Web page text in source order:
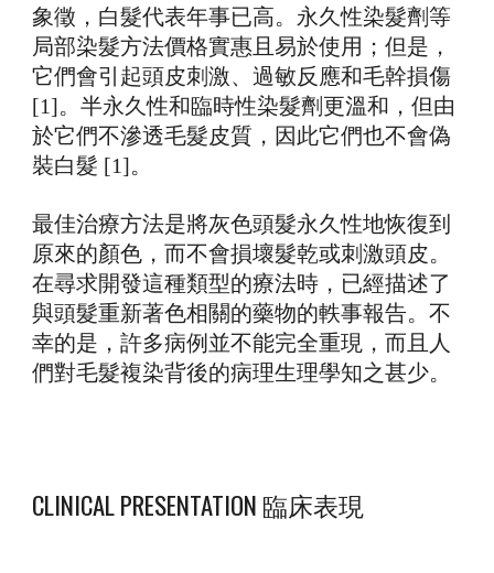
象徵，白髮代表年事已高。永久性染髮劑等
局部染髮方法價格實惠且易於使用；但是，
它們會引起頭皮刺激、過敏反應和毛幹損傷
[1]。半永久性和臨時性染髮劑更溫和，但由
於它們不滲透毛髮皮質，因此它們也不會偽
裝白髮 [1]。
最佳治療方法是將灰色頭髮永久性地恢復到
原來的顏色，而不會損壞髮乾或刺激頭皮。
在尋求開發這種類型的療法時，已經描述了
與頭髮重新著色相關的藥物的軼事報告。不
幸的是，許多病例並不能完全重現，而且人
們對毛髮複染背後的病理生理學知之甚少。
CLINICAL PRESENTATION 臨床表現